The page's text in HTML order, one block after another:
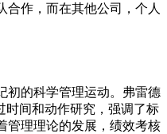
合作，而在其他公司，个人
初的科学管理运动。弗雷德
时间和动作研究，强调了标
管理理论的发展，绩效考核